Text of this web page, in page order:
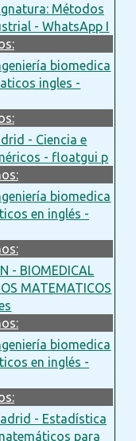
Métodos
- WhatsApp I
biomedica
ingles -
- Ciencia e
- floatgui p
biomedica
en inglés -
- BIOMEDICAL
MATEMATICOS
biomedica
en inglés -
- Estadística
para